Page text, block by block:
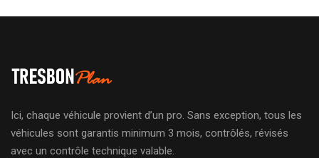
Ici, chaque véhicule provient d’un pro. Sans exception, tous les
véhicules sont garantis minimum 3 mois, contrôlés, révisés
avec un contrôle technique valable.